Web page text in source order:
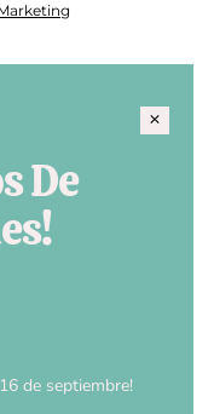
De
de septiembre!